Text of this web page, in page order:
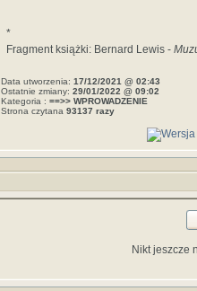
*
Fragment książki: Bernard Lewis -
Data utworzenia: 17/12/2021 @ 02:43
Ostatnie zmiany: 29/01/2022 @ 09:02
Kategoria : ==>> WPROWADZENIE
Strona czytana 93137 razy
Nikt jeszcze